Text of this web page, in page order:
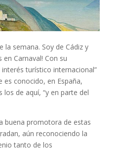
la semana. Soy de Cádiz y
en Carnaval! Con su
turístico internacional”
es conocido, en España,
de aquí, “y en parte del
buena promotora de estas
aún reconociendo la
tanto de los